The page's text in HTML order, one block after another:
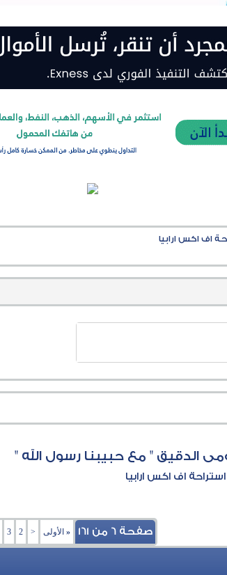
اف اكس ارابيا
الدقيق " مع حبيبنا رسول الله "
استراحة اف اكس ارابيا
صفحة 6 من 161 «الأولى <
2
3